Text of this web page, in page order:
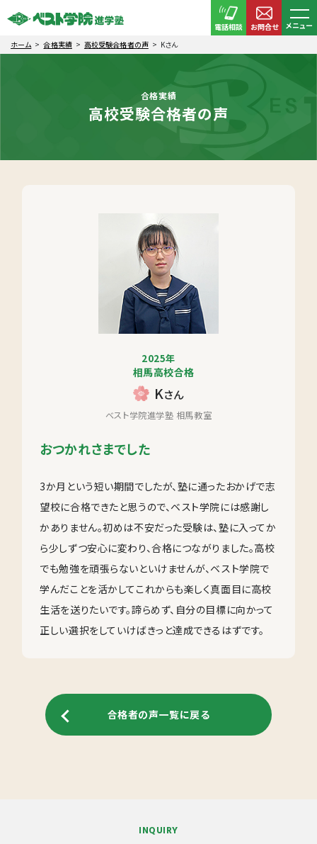
電話相談 お問合せ
メニュー
ホーム
合格実績 高校受験合格者の声 Kさん
合格実績
高校受験合格者の声
2025年
相馬高校合格
Kさん
ベスト学院進学塾 相馬教室
おつかれさまでした
3か月という短い期間でしたが、塾に通ったおかげで志
望校に合格できたと思うので、ベスト学院には感謝し
かありません。初めは不安だった受験は、塾に入ってか
ら少しずつ安心に変わり、合格につながりました。高校
でも勉強を頑張らないといけませんが、ベスト学院で
学んだことを活かしてこれからも楽しく真面目に高校
生活を送りたいです。諦らめず、自分の目標に向かって
正しい選択をしていけばきっと達成できるはずです。
合格者の声一覧に戻る
INQUIRY